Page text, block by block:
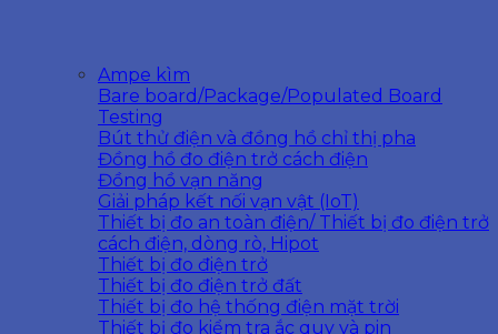
Ampe kìm
Bare board/Package/Populated Board
Testing
Bút thử điện và đồng hồ chỉ thị pha
Đồng hồ đo điện trở cách điện
Đồng hồ vạn năng
Giải pháp kết nối vạn vật (IoT)
Thiết bị đo an toàn điện/ Thiết bị đo điện trở
cách điện, dòng rò, Hipot
Thiết bị đo điện trở
Thiết bị đo điện trở đất
Thiết bị đo hệ thống điện mặt trời
Thiết bị đo kiểm tra ắc quy và pin